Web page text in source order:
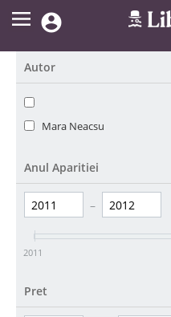

Autor
Mara Neacsu
Anul Aparitiei
–
2011
Pret